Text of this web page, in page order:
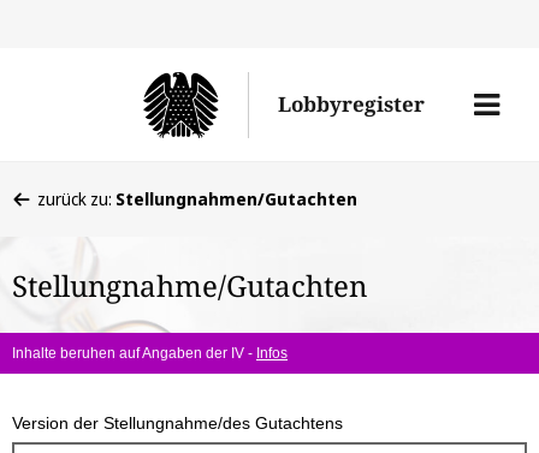
Lobbyregister
Menü
befinden
hier:
zurück zu: Stellungnahmen/Gutachten
Stellungnahme/Gutachten
Inhalte beruhen auf Angaben der IV - Infos
Version der Stellungnahme/des Gutachtens